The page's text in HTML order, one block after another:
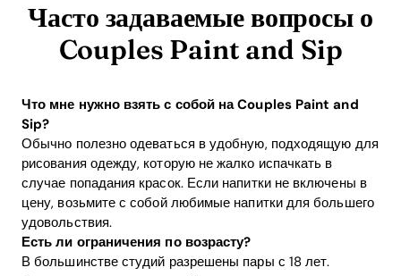
Часто задаваемые вопросы о
Couples Paint and Sip
Что мне нужно взять с собой на Couples Paint and
Sip?
Обычно полезно одеваться в удобную, подходящую для
рисования одежду, которую не жалко испачкать в
случае попадания красок. Если напитки не включены в
цену, возьмите с собой любимые напитки для большего
удовольствия.
Есть ли ограничения по возрасту?
В большинстве студий разрешены пары с 18 лет.